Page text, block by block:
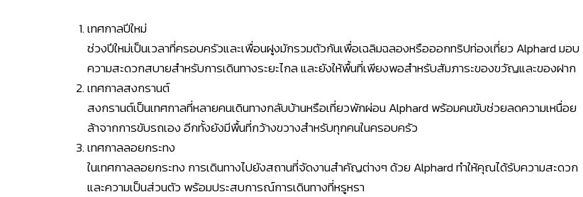
เทศกาลปีใหม่
ช่วงปีใหม่เป็นเวลาที่ครอบครัวและเพื่อนฝูงมักรวมตัวกันเพื่อเฉลิมฉลองหรือออกทริปท่องเที่ยว Alphard มอบ
ความสะดวกสบายสำหรับการเดินทางระยะไกล และยังให้พื้นที่เพียงพอสำหรับสัมภาระของขวัญและของฝาก
เทศกาลสงกรานต์
สงกรานต์เป็นเทศกาลที่หลายคนเดินทางกลับบ้านหรือเที่ยวพักผ่อน Alphard พร้อมคนขับช่วยลดความเหนื่อย
ล้าจากการขับรถเอง อีกทั้งยังมีพื้นที่กว้างขวางสำหรับทุกคนในครอบครัว
เทศกาลลอยกระทง
ในเทศกาลลอยกระทง การเดินทางไปยังสถานที่จัดงานสำคัญต่างๆ ด้วย Alphard ทำให้คุณได้รับความสะดวก
และความเป็นส่วนตัว พร้อมประสบการณ์การเดินทางที่หรูหรา